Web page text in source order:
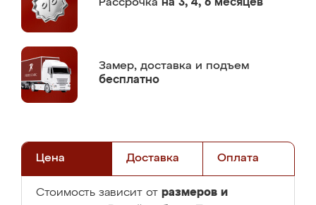
Рассрочка на 3, 4, 6 месяцев
Замер, доставка и подъем
бесплатно
Цена Доставка Оплата
Стоимость зависит от размеров и